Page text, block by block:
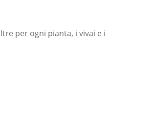
per ogni pianta, i vivai e i